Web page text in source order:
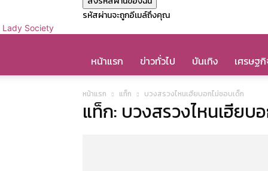
รหัสผ่านจะถูกอีเมล์ถึงคุณ
Lady Society
หน้าแรก ข่าวทั่วไป บันเทิง เศรษฐ
หน้าแรก แท็ก บวงสรวงไหนเฮียบอกไม่ชอบเด็ก
แท็ก: บวงสรวงไหนเฮียบ